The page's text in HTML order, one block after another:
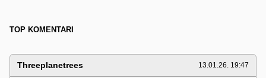
TOP KOMENTARI
Threeplanetrees 13.01.26. 19:47